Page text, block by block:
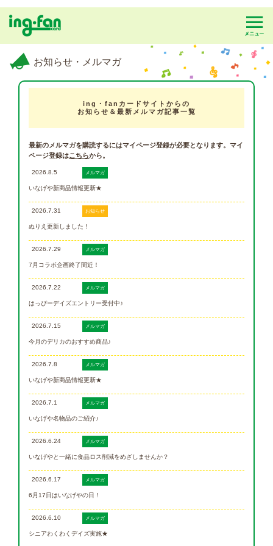
お知らせ・メルマガ
ing・fanカードサイトからの
お知らせ＆最新メルマガ記事一覧
最新のメルマガを購読するにはマイページ登録が必要となります。マイ
ページ登録はこちらから。
2026.8.5 メルマガ
いなげや新商品情報更新★
2026.7.31 お知らせ
ぬりえ更新しました！
2026.7.29 メルマガ
7月コラボ企画終了間近！
2026.7.22 メルマガ
はっぴーデイズエントリー受付中♪
2026.7.15 メルマガ
今月のデリカのおすすめ商品♪
2026.7.8 メルマガ
いなげや新商品情報更新★
2026.7.1 メルマガ
いなげや名物品のご紹介♪
2026.6.24 メルマガ
いなげやと一緒に食品ロス削減をめざしませんか？
2026.6.17 メルマガ
6月17日はいなげやの日！
2026.6.10 メルマガ
シニアわくわくデイズ実施★